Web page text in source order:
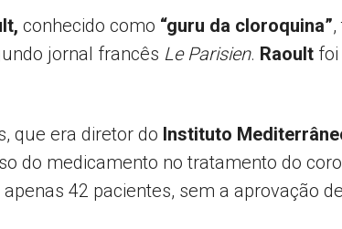
conhecido como “guru da cloroquina”
jornal francês Le Parisien. Raoult
que era diretor do Instituto
do medicamento no tratamento do
42 pacientes, sem a aprovação